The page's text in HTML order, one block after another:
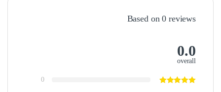
Based on 0 reviews
0.0
overall
0